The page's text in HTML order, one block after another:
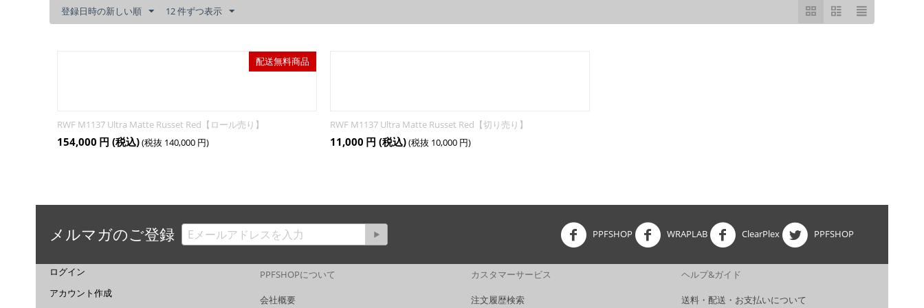
登録日時の新しい順 12 件ずつ表示
配送無料商品
RWF M1137 Ultra Matte Russet Red【ロール売り】
154,000 円 (税込)(税抜 140,000 円)
RWF M1137 Ultra Matte Russet Red【切り売り】
11,000 円 (税込)(税抜 10,000 円)
メルマガのご登録 PPFSHOP WRAPLAB ClearPlex PPFSHOP
ログイン
アカウント作成
PPFSHOPについて
会社概要
カスタマーサービス
注文履歴検索
ヘルプ&ガイド
送料・配送・お支払いについて